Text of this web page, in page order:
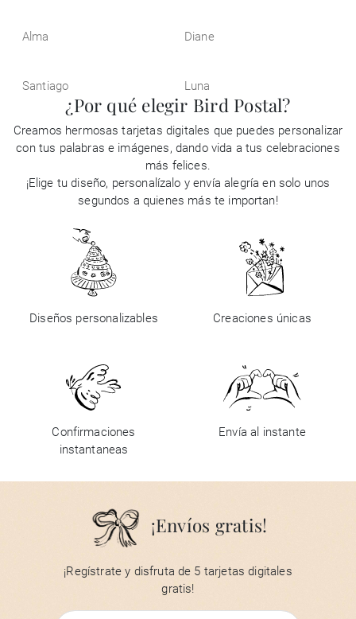
Alma Diane
Santiago Luna
¿Por qué elegir Bird Postal?
Creamos hermosas tarjetas digitales que puedes personalizar
con tus palabras e imágenes, dando vida a tus celebraciones
más felices.
¡Elige tu diseño, personalízalo y envía alegría en solo unos
segundos a quienes más te importan!
Diseños personalizables Creaciones únicas
Confirmaciones
instantaneas
Envía al instante
¡Envíos gratis!
¡Regístrate y disfruta de 5 tarjetas digitales
gratis!